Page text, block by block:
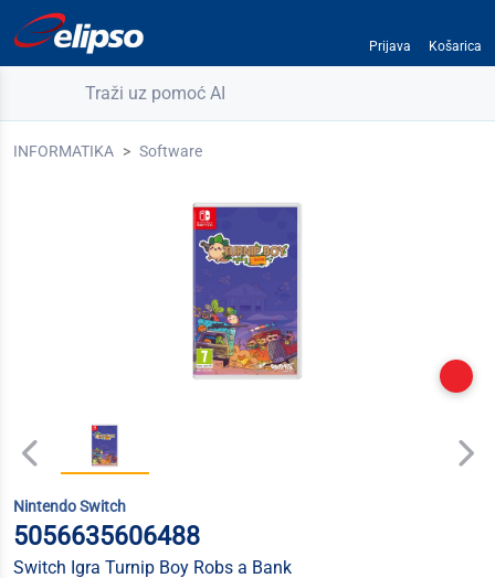
Prijava Košarica
Traži uz pomoć AI
INFORMATIKA Software
Nintendo Switch
5056635606488
Switch Igra Turnip Boy Robs a Bank